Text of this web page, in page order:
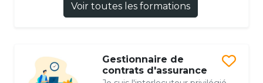
Voir toutes les formations
Gestionnaire de
contrats d'assurance